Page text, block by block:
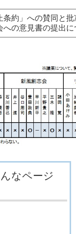
条約」への賛同と
への意見書の提出に
なページ